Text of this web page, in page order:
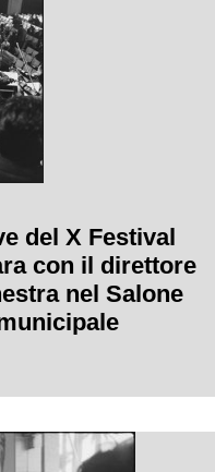
del X Festival
con il direttore
nel Salone